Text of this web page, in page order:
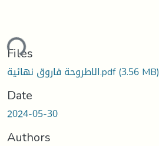
Loading...
Files
الاطروحة فاروق نهائية.pdf(3.56 MB)
Date
2024-05-30
Authors